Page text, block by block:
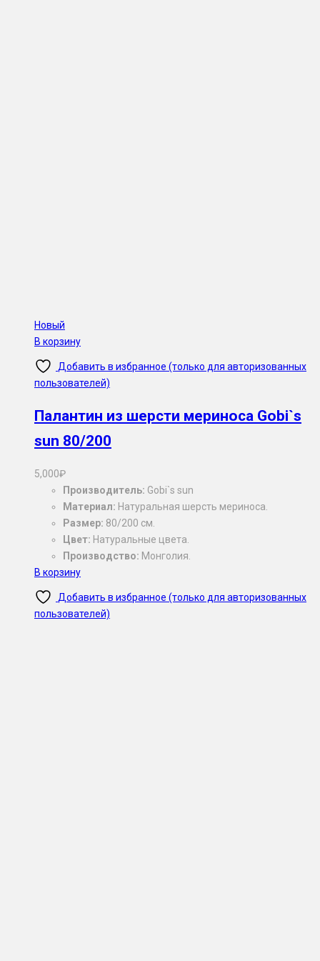
Новый
В корзину
Добавить в избранное (только для авторизованных
пользователей)
Палантин из шерсти мериноса Gobi`s
sun 80/200
5,000₽
Производитель: Gobi`s sun
Материал: Натуральная шерсть мериноса.
Размер: 80/200 см.
Цвет: Натуральные цвета.
Производство: Монголия.
В корзину
Добавить в избранное (только для авторизованных
пользователей)